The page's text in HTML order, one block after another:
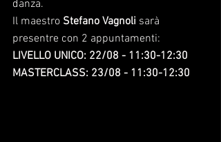
danza.
Il maestro Stefano Vagnoli sarà
presentre con 2 appuntamenti:
LIVELLO UNICO: 22/08 - 11:30-12:30
MASTERCLASS: 23/08 - 11:30-12:30